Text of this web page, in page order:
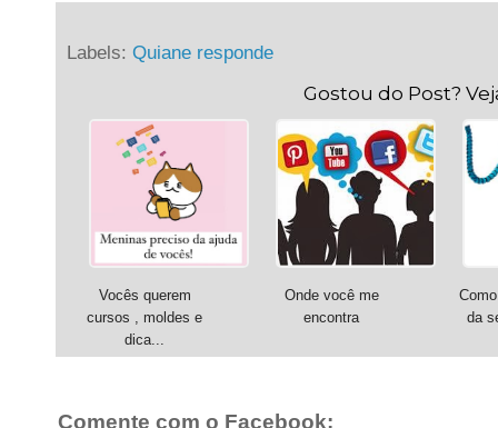
Labels: Quiane responde
Gostou do Post?
Vocês querem
cursos , moldes e
dica...
Onde você me
encontra
da
Comente com o Facebook: